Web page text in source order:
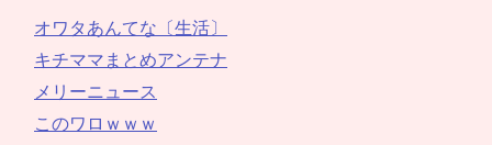
オワタあんてな〔生活〕
キチママまとめアンテナ
メリーニュース
このワロｗｗｗ